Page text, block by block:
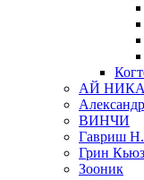
АЙ НИКА
ВИНЧИ
Гавриш
Грин
Зооник